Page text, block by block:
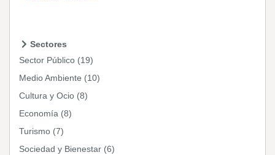
Sectores
Sector Público (19)
Medio Ambiente (10)
Cultura y Ocio (8)
Economía (8)
Turismo (7)
Sociedad y Bienestar (6)